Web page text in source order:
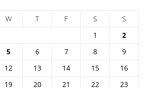
W T F S
S
1
2
5 6 7 8
9
12 13 14 15
16
19 20 21 22 23